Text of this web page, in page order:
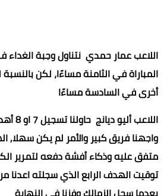
اللاعب عمار حمدي نتناول وجبة الغداء
المباراة في الثامنة مساءًا، لكن
أخرى في السادسة مساءًا
واجهنا فريق كبير والأمر لم يكن سهلا,
متفق عليه وذكاء أفشة دفعه لتمرير
توقيت الهدف الرابع الذي سجلته اعدنا